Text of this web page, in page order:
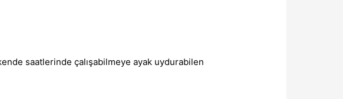
saatlerinde çalışabilmeye ayak uydurabilen